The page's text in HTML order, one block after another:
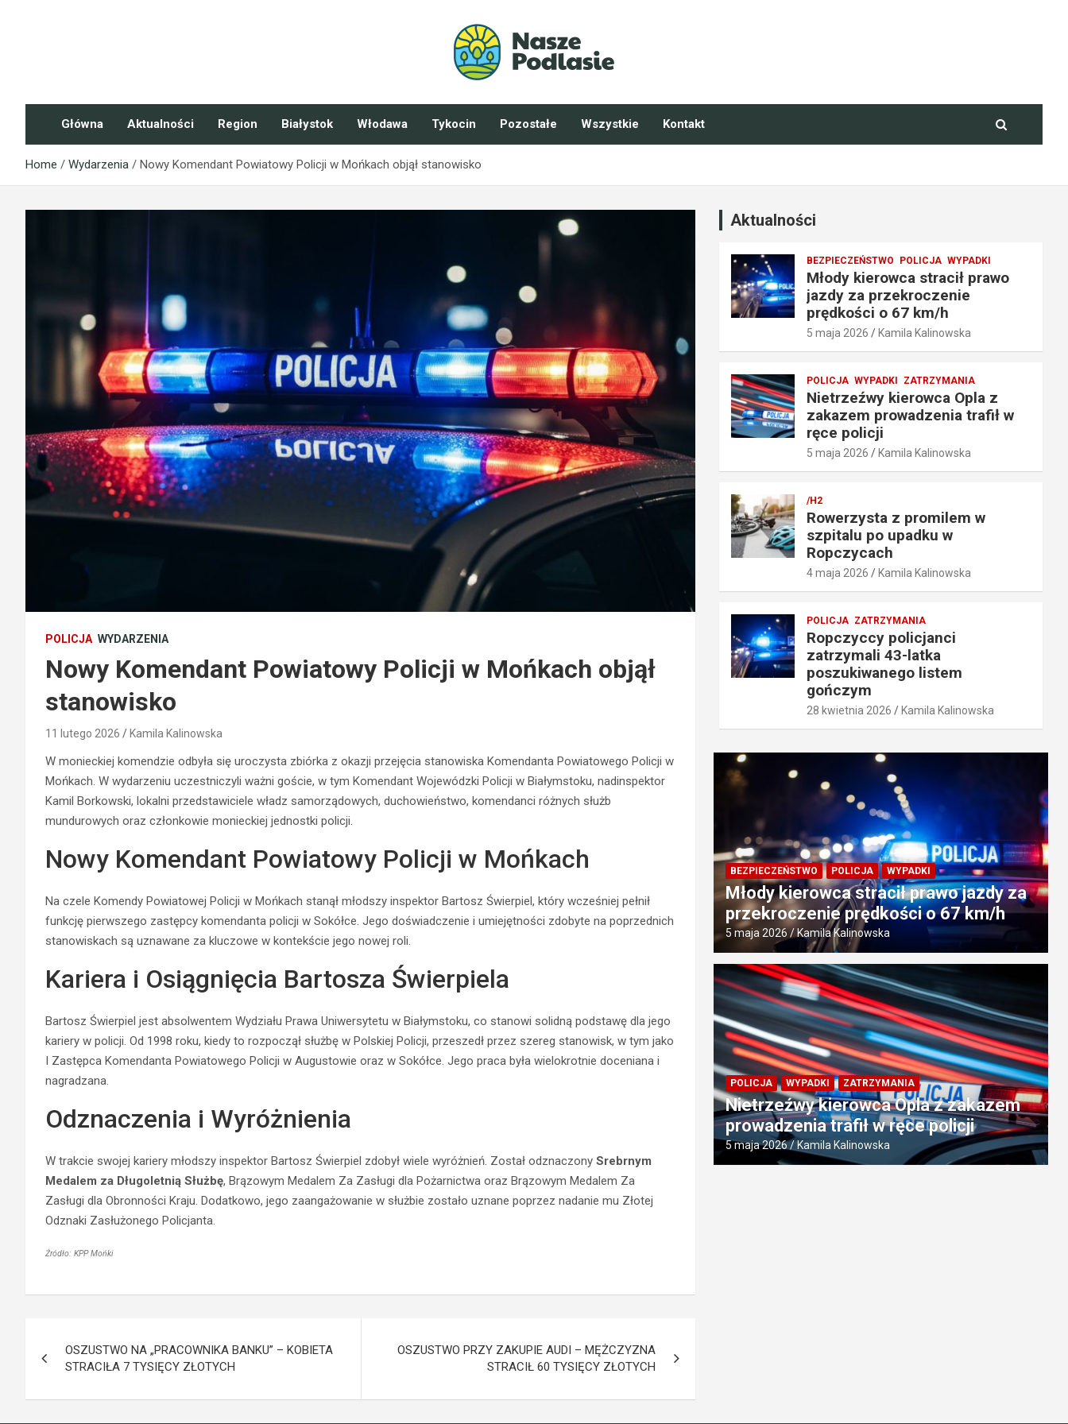
NaszePodlasie.pl
Główna Aktualności Region Białystok Włodawa Tykocin Pozostałe Wszystkie Kontakt
Home Wydarzenia Nowy Komendant Powiatowy Policji w Mońkach objął stanowisko
POLICJA WYDARZENIA
Nowy Komendant Powiatowy Policji w Mońkach objął
stanowisko
11 lutego 2026 Kamila Kalinowska
W monieckiej komendzie odbyła się uroczysta zbiórka z okazji przejęcia stanowiska Komendanta Powiatowego Policji w
Mońkach. W wydarzeniu uczestniczyli ważni goście, w tym Komendant Wojewódzki Policji w Białymstoku, nadinspektor
Kamil Borkowski, lokalni przedstawiciele władz samorządowych, duchowieństwo, komendanci różnych służb
mundurowych oraz członkowie monieckiej jednostki policji.
Nowy Komendant Powiatowy Policji w Mońkach
Na czele Komendy Powiatowej Policji w Mońkach stanął młodszy inspektor Bartosz Świerpiel, który wcześniej pełnił
funkcję pierwszego zastępcy komendanta policji w Sokółce. Jego doświadczenie i umiejętności zdobyte na poprzednich
stanowiskach są uznawane za kluczowe w kontekście jego nowej roli.
Kariera i Osiągnięcia Bartosza Świerpiela
Bartosz Świerpiel jest absolwentem Wydziału Prawa Uniwersytetu w Białymstoku, co stanowi solidną podstawę dla jego
kariery w policji. Od 1998 roku, kiedy to rozpoczął służbę w Polskiej Policji, przeszedł przez szereg stanowisk, w tym jako
I Zastępca Komendanta Powiatowego Policji w Augustowie oraz w Sokółce. Jego praca była wielokrotnie doceniana i
nagradzana.
Odznaczenia i Wyróżnienia
W trakcie swojej kariery młodszy inspektor Bartosz Świerpiel zdobył wiele wyróżnień. Został odznaczony Srebrnym
Medalem za Długoletnią Służbę, Brązowym Medalem Za Zasługi dla Pożarnictwa oraz Brązowym Medalem Za
Zasługi dla Obronności Kraju. Dodatkowo, jego zaangażowanie w służbie zostało uznane poprzez nadanie mu Złotej
Odznaki Zasłużonego Policjanta.
Źródło: KPP Mońki
wpisu
OSZUSTWO NA „PRACOWNIKA BANKU” – KOBIETA
STRACIŁA 7 TYSIĘCY ZŁOTYCH
OSZUSTWO PRZY ZAKUPIE AUDI – MĘŻCZYZNA
STRACIŁ 60 TYSIĘCY ZŁOTYCH
Aktualności
BEZPIECZEŃSTWO POLICJA WYPADKI
Młody kierowca stracił prawo
jazdy za przekroczenie
prędkości o 67 km/h
5 maja 2026 Kamila Kalinowska
POLICJA WYPADKI ZATRZYMANIA
Nietrzeźwy kierowca Opla z
zakazem prowadzenia trafił w
ręce policji
5 maja 2026 Kamila Kalinowska
/H2
Rowerzysta z promilem w
szpitalu po upadku w
Ropczycach
4 maja 2026 Kamila Kalinowska
POLICJA ZATRZYMANIA
Ropczyccy policjanci
zatrzymali 43-latka
poszukiwanego listem
gończym
28 kwietnia 2026 Kamila Kalinowska
BEZPIECZEŃSTWO POLICJA WYPADKI
Młody kierowca stracił prawo jazdy za
przekroczenie prędkości o 67 km/h
5 maja 2026 Kamila Kalinowska
POLICJA WYPADKI ZATRZYMANIA
Nietrzeźwy kierowca Opla z zakazem
prowadzenia trafił w ręce policji
5 maja 2026 Kamila Kalinowska